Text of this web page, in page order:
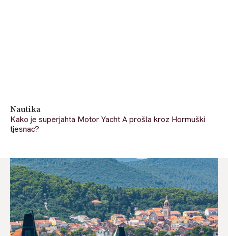
Nautika
Kako je superjahta Motor Yacht A prošla kroz Hormuški
tjesnac?